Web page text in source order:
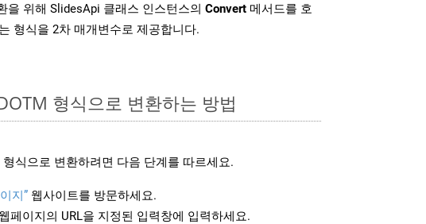
을 위해 SlidesApi 클래스 인스턴스의 Convert 메서드를 호
형식을 2차 매개변수로 제공합니다.
형식으로 변환하는 방법
형식으로 변환하려면 다음 단계를 따르세요.
지” 웹사이트를 방문하세요.
페이지의 URL을 지정된 입력창에 입력하세요.